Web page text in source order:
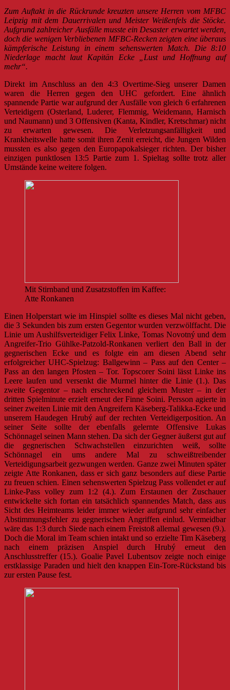
Zum Auftakt in die Rückrunde kreuzten unsere Herren vom MFBC
Leipzig mit dem Dauerrivalen und Meister Weißenfels die Stöcke.
Aufgrund zahlreicher Ausfälle musste ein Desaster erwartet werden,
doch die wenigen Verbliebenen MFBC-Recken zeigten eine überaus
kämpferische Leistung in einem sehenswerten Match. Die 8:10
Niederlage macht laut Kapitän Ecke „Lust und Hoffnung auf
mehr“.
Direkt im Anschluss an den 4:3 Overtime-Sieg unserer Damen
waren die Herren gegen den UHC gefordert. Eine ähnlich
spannende Partie war aufgrund der Ausfälle von gleich 6 erfahrenen
Verteidigern (Osterland, Luderer, Flemmig, Weidemann, Harnisch
und Naumann) und 3 Offensiven (Kanta, Kindler, Kretschmar) nicht
zu erwarten gewesen. Die Verletzungsanfälligkeit und
Krankheitswelle hatte somit ihren Zenit erreicht, die Jungen Wilden
mussten es also gegen den Europapokalsieger richten. Der bisher
einzigen punktlosen 13:5 Partie zum 1. Spieltag sollte trotz aller
Umstände keine weitere folgen.
Mit Stirnband und Zusatzstoffen im Kaffee:
Atte Ronkanen
Einen Holperstart wie im Hinspiel sollte es dieses Mal nicht geben,
die 3 Sekunden bis zum ersten Gegentor wurden verzwölffacht. Die
Linie um Aushilfsverteidiger Felix Linke, Tomas Novotný und dem
Angreifer-Trio Gühlke-Patzold-Ronkanen verliert den Ball in der
gegnerischen Ecke und es folgte ein am diesen Abend sehr
erfolgreicher UHC-Spielzug: Ballgewinn – Pass auf den Center –
Pass an den langen Pfosten – Tor. Topscorer Soini lässt Linke ins
Leere laufen und versenkt die Murmel hinter die Linie (1.). Das
zweite Gegentor – nach erschreckend gleichem Muster – in der
dritten Spielminute erzielt erneut der Finne Soini. Persson agierte in
seiner zweiten Linie mit den Angreifern Käseberg-Talikka-Ecke und
unserem Haudegen Hrubý auf der rechten Verteidigerposition. An
seiner Seite sollte der ebenfalls gelernte Offensive Lukas
Schönnagel seinen Mann stehen. Da sich der Gegner äußerst gut auf
die gegnerischen Schwachstellen einzurichten weiß, sollte
Schönnagel ein ums andere Mal zu schweißtreibender
Verteidigungsarbeit gezwungen werden. Ganze zwei Minuten später
zeigte Atte Ronkanen, dass er sich ganz besonders auf diese Partie
zu freuen schien. Einen sehenswerten Spielzug Pass vollendet er auf
Linke-Pass volley zum 1:2 (4.). Zum Erstaunen der Zuschauer
entwickelte sich fortan ein tatsächlich spannendes Match, dass aus
Sicht des Heimteams leider immer wieder aufgrund sehr einfacher
Abstimmungsfehler zu gegnerischen Angriffen einlud. Vermeidbar
wäre das 1:3 durch Siede nach einem Freistoß allemal gewesen (9.).
Doch die Moral im Team schien intakt und so erzielte Tim Käseberg
nach einem präzisen Anspiel durch Hrubý erneut den
Anschlusstreffer (15.). Goalie Pavel Lubentsov zeigte noch einige
erstklassige Paraden und hielt den knappen Ein-Tore-Rückstand bis
zur ersten Pause fest.